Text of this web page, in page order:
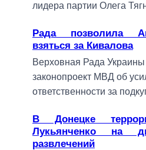
лидера партии Олега
Рада позволила
взяться за Кивалова
Верховная Рада
законопроект МВД об
ответственности за
В Донецке
Лукьянченко на
развлечений